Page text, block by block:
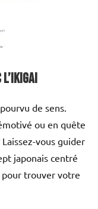
de sens.
ou en quête
vous guider
japonais centré
pour trouver votre